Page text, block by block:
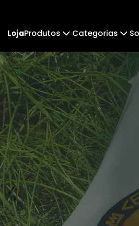
LojaProdutos
Camiseta
Cropped
Suéter Moletom
Categorias
COLEÇÃO DO
Coleção